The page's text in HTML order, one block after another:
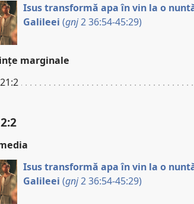
Isus transformă apa în vin la o
Galileei (gnj2 36:54-45:29)
marginale
Isus transformă apa în vin la o
Galileei (gnj2 36:54-45:29)